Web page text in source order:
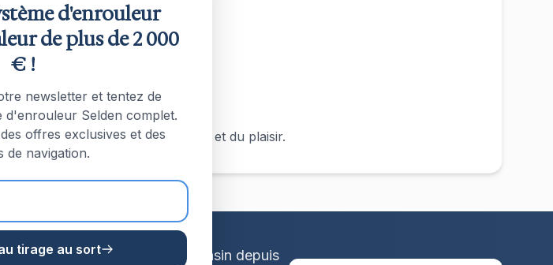
pour une longue durée de vie et du plaisir.
voile innovant dans le Wisconsin depuis
d'enrouleur
de plus de 2 000
€ !
newsletter et tentez de
d'enrouleur Selden complet.
offres exclusives et des
de navigation.
tirage au sort